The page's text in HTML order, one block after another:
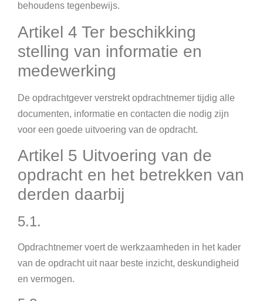
behoudens tegenbewijs.
Artikel 4 Ter beschikking
stelling van informatie en
medewerking
De opdrachtgever verstrekt opdrachtnemer tijdig alle
documenten, informatie en contacten die nodig zijn
voor een goede uitvoering van de opdracht.
Artikel 5 Uitvoering van de
opdracht en het betrekken van
derden daarbij
5.1.
Opdrachtnemer voert de werkzaamheden in het kader
van de opdracht uit naar beste inzicht, deskundigheid
en vermogen.